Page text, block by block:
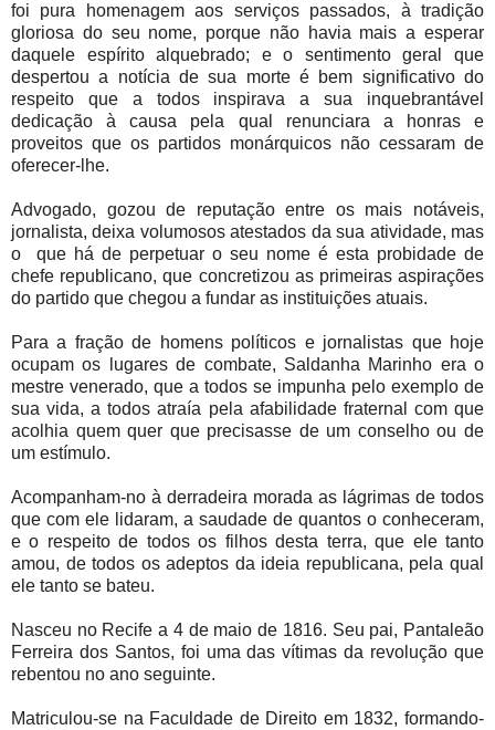
foi pura homenagem aos serviços passados, à tradição
gloriosa do seu nome, porque não havia mais a esperar
daquele espírito alquebrado; e o sentimento geral que
despertou a notícia de sua morte é bem significativo do
respeito que a todos inspirava a sua inquebrantável
dedicação à causa pela qual renunciara a honras e
proveitos que os partidos monárquicos não cessaram de
oferecer-lhe.
Advogado, gozou de reputação entre os mais notáveis,
jornalista, deixa volumosos atestados da sua atividade, mas
o
que há de perpetuar o seu nome é esta probidade de
chefe republicano, que concretizou as primeiras aspirações
do partido que chegou a fundar as instituições atuais.
Para a fração de homens políticos e jornalistas que hoje
ocupam os lugares de combate, Saldanha Marinho era o
mestre venerado, que a todos se impunha pelo exemplo de
sua vida, a todos atraía pela afabilidade fraternal com que
acolhia quem quer que precisasse de um conselho ou de
um estímulo.
Acompanham-no à derradeira morada as lágrimas de todos
que com ele lidaram, a saudade de quantos o conheceram,
e o respeito de todos os filhos desta terra, que ele tanto
amou, de todos os adeptos da ideia republicana, pela qual
ele tanto se bateu.
Nasceu no Recife a 4 de maio de 1816. Seu pai, Pantaleão
Ferreira dos Santos, foi uma das vítimas da revolução que
rebentou no ano seguinte.
Matriculou-se na Faculdade de Direito em 1832, formando-